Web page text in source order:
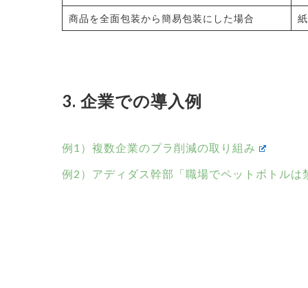
商品を全面包装から簡易包装にした場合
3. 企業での導入例
例1）複数企業のプラ削減の取り組み
例2）アディダス幹部「職場でペットボトルは